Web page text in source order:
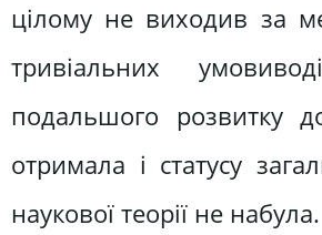
цілому не виходив за
тривіальних
подальшого розвитку
отримала і статусу
наукової теорії не набула.